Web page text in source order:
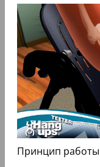
Принцип работы